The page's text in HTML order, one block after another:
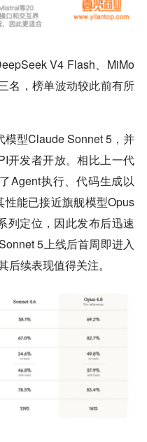
V4 Flash、MiMo
名，榜单波动较此前有所
模型Claude Sonnet 5，并
开发者开放。相比上一代
Agent执行、代码生成以
能已接近旗舰模型Opus
列定位，因此发布后迅速
5上线后首周即进入
续表现值得关注。